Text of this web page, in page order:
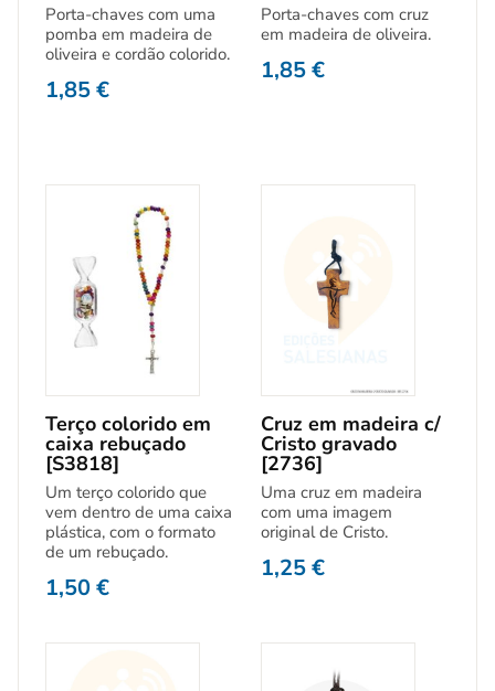
Porta-chaves com uma
pomba em madeira de
oliveira e cordão colorido.
1,85€
Porta-chaves com cruz
em madeira de oliveira.
1,85€
Terço colorido em
caixa rebuçado
[S3818]
Um terço colorido que
vem dentro de uma caixa
plástica, com o formato
de um rebuçado.
1,50€
Cruz em madeira c/
Cristo gravado
[2736]
Uma cruz em madeira
com uma imagem
original de Cristo.
1,25€